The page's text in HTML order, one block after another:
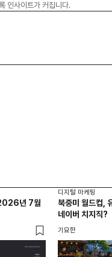
인사이트가 커집니다.
년 7월
디지털 마케팅
북중미 월드컵,
네이버 치지직?
기묘한